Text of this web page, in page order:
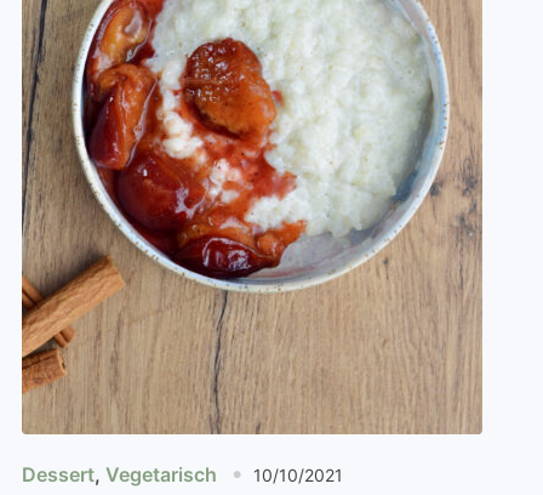
Dessert, Vegetarisch 10/10/2021